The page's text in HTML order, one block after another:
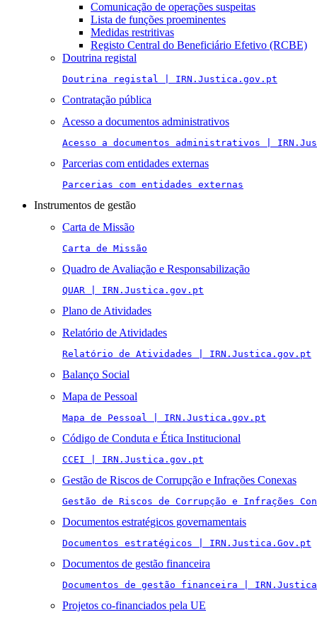
Comunicação de operações suspeitas
Lista de funções proeminentes
Medidas restritivas
Registo Central do Beneficiário Efetivo (RCBE)
Doutrina registal
Doutrina registal | IRN.Justica.gov.pt
Contratação pública
Acesso a documentos administrativos
Acesso a documentos administrativos |
Parcerias com entidades externas
Parcerias com entidades externas
Instrumentos de gestão
Carta de Missão
Carta de Missão
Quadro de Avaliação e Responsabilização
QUAR | IRN.Justica.gov.pt
Plano de Atividades
Relatório de Atividades
Relatório de Atividades | IRN.Justica.gov.pt
Balanço Social
Mapa de Pessoal
Mapa de Pessoal | IRN.Justica.gov.pt
Código de Conduta e Ética Institucional
CCEI | IRN.Justica.gov.pt
Gestão de Riscos de Corrupção e Infrações Conexas
Gestão de Riscos de Corrupção e Infrações
Documentos estratégicos governamentais
Documentos estratégicos | IRN.Justica.Gov.pt
Documentos de gestão financeira
Documentos de gestão financeira |
Projetos co-financiados pela UE